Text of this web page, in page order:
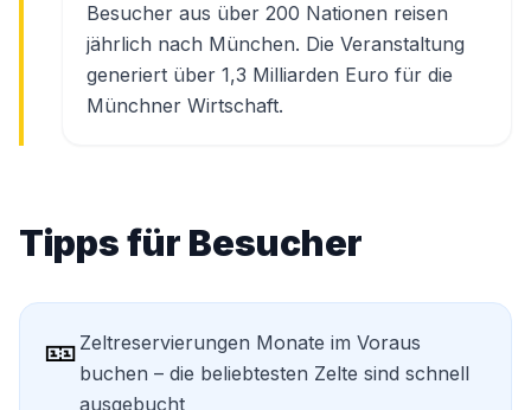
Besucher aus über 200 Nationen reisen
jährlich nach München. Die Veranstaltung
generiert über 1,3 Milliarden Euro für die
Münchner Wirtschaft.
Tipps für Besucher
🎫 Zeltreservierungen Monate im Voraus
buchen – die beliebtesten Zelte sind schnell
ausgebucht